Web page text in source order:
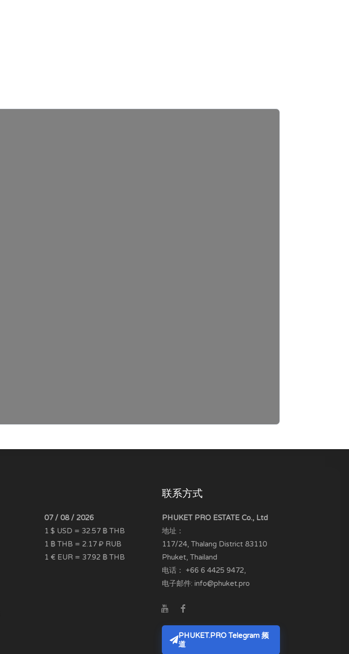
07 / 08 / 2026
1 $ USD = 32.57 ฿ THB
1 ฿ THB = 2.17 ₽ RUB
1 € EUR = 37.92 ฿ THB
联系方式
PHUKET PRO ESTATE Co., Ltd
地址：
117/24, Thalang District 83110
Phuket, Thailand
电话：+66 6 4425 9472,
电子邮件:info@phuket.pro
PHUKET.PRO Telegram 频
道